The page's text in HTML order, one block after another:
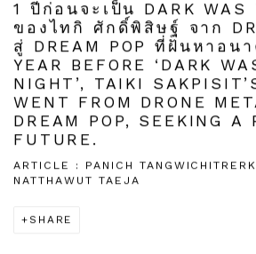
1 ปีก่อนจะเป็น DARK WAS
ของไทกิ ศักดิ์พิสิษฐ์ จาก
สู่ DREAM POP ที่ฝันหาอน
YEAR BEFORE ‘DARK
NIGHT’, TAIKI
WENT FROM DRONE
DREAM POP, SEEKING A
FUTURE.
ARTICLE : PANICH
NATTHAWUT TAEJA
SHARE